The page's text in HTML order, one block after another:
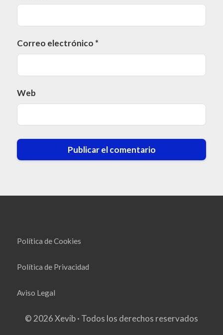
Correo electrónico *
Web
Política de Cookies
Política de Privacidad
Aviso Legal
© 2026 Xevib · Todos los derechos reservados